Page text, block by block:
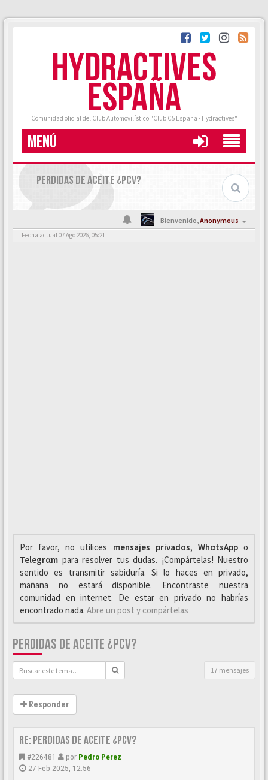
HYDRACTIVES
ESPAÑA
Comunidad oficial del Club Automovilístico "Club C5 España - Hydractives"
MENÚ
PERDIDAS DE ACEITE ¿PCV?
Bienvenido,Anonymous
Fecha actual 07 Ago 2026, 05:21
Por favor, no utilices mensajes privados, WhαtsAppo
Telegrαm para resolver tus dudas. ¡Compártelas! Nuestro
sentido es transmitir sabiduría. Si lo haces en privado,
mañana no estará disponible. Encontraste nuestra
comunidad en internet. De estar en privado no habrías
encontrado nada. Abre un post y compártelas
PERDIDAS DE ACEITE ¿PCV?
17 mensajes
Responder
Re: perdidas de aceite ¿pcv?
#226481 por Pedro Perez
27 Feb 2025, 12:56